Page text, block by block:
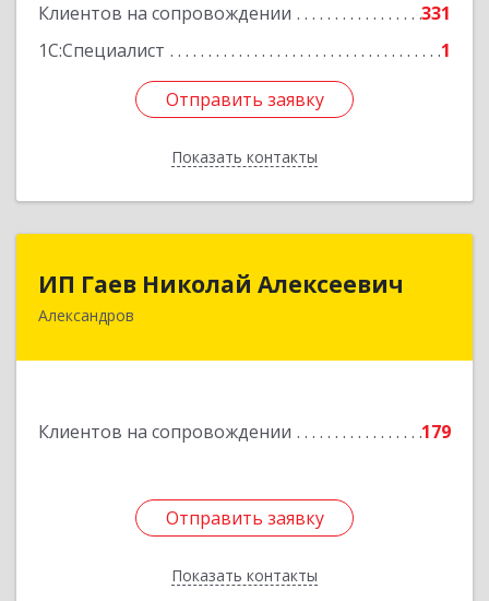
Клиентов на сопровождении
331
1С:Специалист
1
Отправить заявку
Показать контакты
Отправить заявку
Назад
ИП Гаев Николай Алексеевич
Александров
Клиентов на сопровождении 179
Отправить заявку
Показать контакты
ИП Гаев Николай Алексеевич
601650, Владимирская обл, Александровский р-
Отправить заявку
Назад